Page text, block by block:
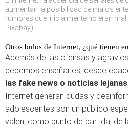
aumentan la posibilidad de malos
rumores que inicialmente no eran
Pixabay)
Otros bulos de Internet, ¿qué tienen
Además de las ofensas y
debemos enseñarles, desde
las fake news o noticias
Internet generan dudas y
adolescentes son un público
valen, como punto de partida, de